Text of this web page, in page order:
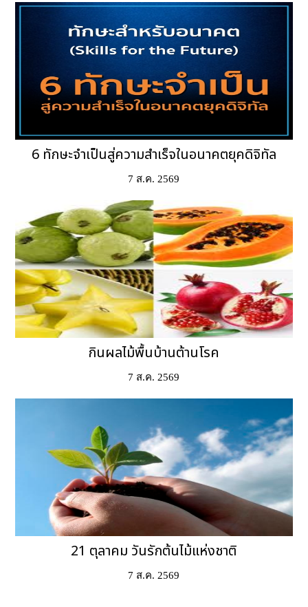
6 ทักษะจำเป็นสู่ความสำเร็จในอนาคตยุคดิจิทัล
7 ส.ค. 2569
กินผลไม้พื้นบ้านต้านโรค
7 ส.ค. 2569
21 ตุลาคม วันรักต้นไม้แห่งชาติ
7 ส.ค. 2569